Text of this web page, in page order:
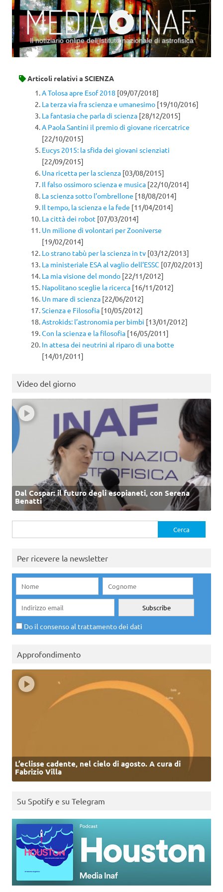
Il notiziario online dell’Istituto nazionale di astrofisica
Articoli relativi a SCIENZA
A Tolosa apre Esof 2018 [09/07/2018]
La terza via fra scienza e umanesimo [19/10/2016]
La fantasia che parla di scienza [28/12/2015]
A Paola Santini il premio di giovane ricercatrice
[22/10/2015]
Eucys 2015: la sfida dei giovani scienziati
[22/09/2015]
Una ricetta per la scienza [03/08/2015]
Il falso ossimoro scienza e musica [22/10/2014]
La scienza sotto l’ombrellone [18/08/2014]
Il tempo, la scienza e la fede [11/04/2014]
La città dei robot [07/03/2014]
Un milione di volontari per Zooniverse
[19/02/2014]
Lo strano tabù per la scienza in tv [03/12/2013]
La ministeriale ESA al vaglio dell’ESSC [07/02/2013]
La mia visione del mondo [22/11/2012]
Napolitano sceglie la ricerca [16/11/2012]
Un mare di scienza [22/06/2012]
Scienza e Filosofia [10/05/2012]
Astrokids: l’astronomia per bimbi [13/01/2012]
Con la scienza e la filosofia [16/05/2011]
In attesa dei neutrini al riparo di una botte
[14/01/2011]
Video del giorno
Dal Cospar: il futuro degli esopianeti, con Serena
Benatti
per:
Per ricevere la newsletter
Do il consenso al trattamento dei dati
Approfondimento
L’eclisse cadente, nel cielo di agosto. A cura di
Fabrizio Villa
Su Spotify e su Telegram